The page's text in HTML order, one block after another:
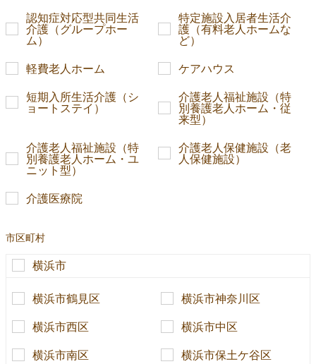
認知症対応型共同生活
介護（グループホー
ム）
特定施設入居者生活介
護（有料老人ホームな
ど）
軽費老人ホーム ケアハウス
短期入所生活介護（シ
ョートステイ）
介護老人福祉施設（特
別養護老人ホーム・従
来型）
介護老人福祉施設（特
別養護老人ホーム・ユ
ニット型）
介護老人保健施設（老
人保健施設）
介護医療院
市区町村
横浜市
横浜市鶴見区 横浜市神奈川区
横浜市西区 横浜市中区
横浜市南区 横浜市保土ケ谷区